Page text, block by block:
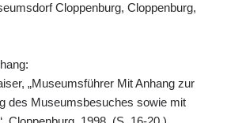
Cloppenburg, Cloppenburg,
„Museumsführer Mit Anhang zur
des Museumsbesuches sowie mit